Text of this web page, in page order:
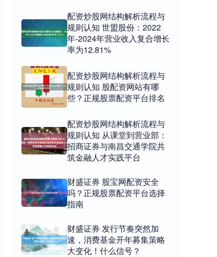
配资炒股网结构解析流程与
规则认知 世盟股份：2022
年-2024年营业收入复合增长
率为12.81%
配资炒股网结构解析流程与
规则认知 股配资网站有哪
些？正规股票配资平台排名
配资炒股网结构解析流程与
规则认知 从课堂到营业部：
招商证券与南昌交通学院共
筑金融人才实践平台
财盛证券 股宝网配资安全
吗？正规股票配资平台选择
指南
财盛证券 发行节奏突然加
速，消费基金开年募集策略
大变化！什么信号？